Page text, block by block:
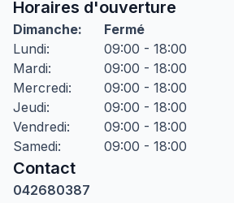
Horaires d'ouverture
Dimanche:
Fermé
Lundi:
09:00 - 18:00
Mardi:
09:00 - 18:00
Mercredi:
09:00 - 18:00
Jeudi:
09:00 - 18:00
Vendredi:
09:00 - 18:00
Samedi: 09:00 - 18:00
Contact
042680387